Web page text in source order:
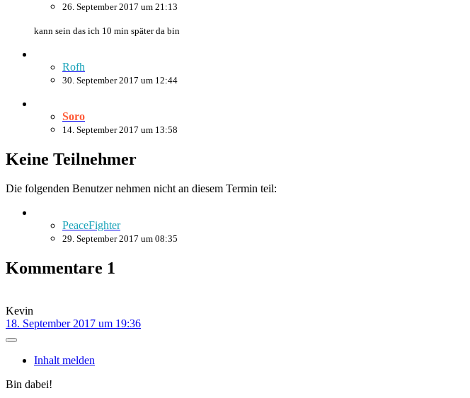
26. September 2017 um 21:13
kann sein das ich 10 min später da bin
Rofh
30. September 2017 um 12:44
Soro
14. September 2017 um 13:58
Keine Teilnehmer
Die folgenden Benutzer nehmen nicht an diesem Termin teil:
PeaceFighter
29. September 2017 um 08:35
Kommentare 1
Kevin
18. September 2017 um 19:36
Inhalt melden
Bin dabei!